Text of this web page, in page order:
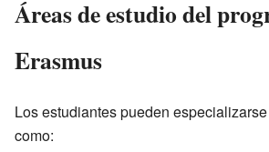
Áreas de estudio del
Erasmus
Los estudiantes pueden
como: